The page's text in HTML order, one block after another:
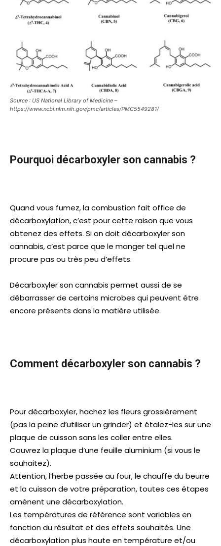
Source : US National Library of Medicine –
https://www.ncbi.nlm.nih.gov/pmc/articles/PMC5549281/
Pourquoi décarboxyler son cannabis ?
Quand vous fumez, la combustion fait office de
décarboxylation, c’est pour cette raison que vous
obtenez des effets. Si on doit décarboxyler son
cannabis, c’est parce que le manger tel quel ne
procure pas ou très peu d’effets.
Décarboxyler son cannabis permet aussi de se
débarrasser de certains microbes qui peuvent être
encore présents dans la matière utilisée.
Comment décarboxyler son cannabis ?
Pour décarboxyler, hachez les fleurs grossièrement
(pas la peine d’utiliser un grinder) et étalez-les sur une
plaque de cuisson sans les coller entre elles.
Couvrez la plaque d’une feuille aluminium (si vous le
souhaitez).
Attention, l’herbe passée au four, le chauffe du beurre
et la cuisson de votre préparation, toutes ces étapes
amènent une décarboxylation.
Les températures de référence sont variables en
fonction du résultat et des effets souhaités. Une
décarboxylation plus haute en température et/ou